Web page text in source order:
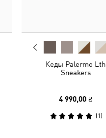
Кеды Palermo Lth
Sneakers
4 990,00 ₴
(1 )